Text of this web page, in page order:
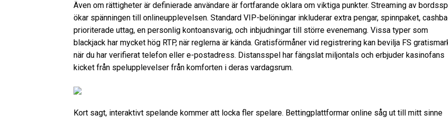
Även om rättigheter är definierade användare är fortfarande oklara om viktiga punkter. Streaming av
ökar spänningen till onlineupplevelsen. Standard VIP-belöningar inkluderar extra pengar, spinnpaket,
prioriterade uttag, en personlig kontoansvarig, och inbjudningar till större evenemang. Vissa typer som
blackjack har mycket hög RTP, när reglerna är kända. Gratisförmåner vid registrering kan bevilja FS
när du har verifierat telefon eller e-postadress. Distansspel har fängslat miljontals och erbjuder kasinofans
kicket från spelupplevelser från komforten i deras vardagsrum.
Kort sagt, interaktivt spelande kommer att locka fler spelare. Bettingplattformar online såg ut till mitt sinne